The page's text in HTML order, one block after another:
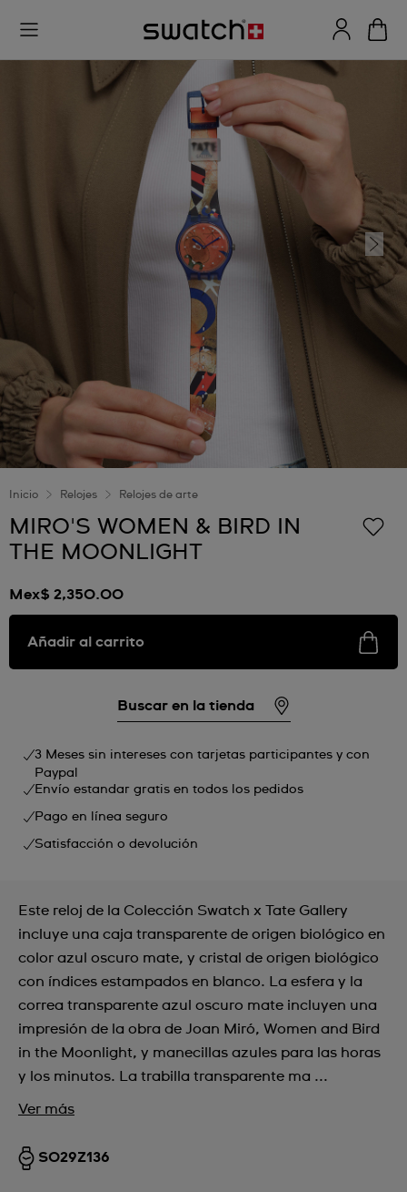
Inicio Relojes Relojes de arte
MIRO'S WOMEN & BIRD IN
THE MOONLIGHT
Mex$ 2,350.00
Añadir al carrito
Buscar en la tienda
3 Meses sin intereses con tarjetas participantes y con
Paypal
Envío estandar gratis en todos los pedidos
Pago en línea seguro
Satisfacción o devolución
Este reloj de la Colección Swatch x Tate Gallery
incluye una caja transparente de origen biológico en
color azul oscuro mate, y cristal de origen biológico
con índices estampados en blanco. La esfera y la
correa transparente azul oscuro mate incluyen una
impresión de la obra de Joan Miró, Women and Bird
in the Moonlight, y manecillas azules para las horas
y los minutos. La trabilla transparente ma ...
Ver más
SO29Z136